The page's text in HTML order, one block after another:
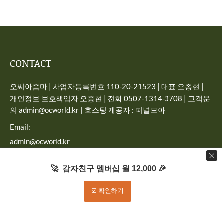
CONTACT
오씨아줌마 | 사업자등록번호 110-20-21523 | 대표 오종현 |
개인정보 보호책임자 오종현 | 전화 0507-1314-3708 | 고객문
의 admin@ocworld.kr | 호스팅 제공자 : 퍼널모아
Email:
admin@ocworld.kr
Dream-Theme — truly premium WordPress themes
🚀 감자친구 멤버십 월 12,000 🎉
☑️ 확인하기